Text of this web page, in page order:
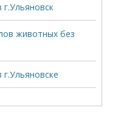
животных без